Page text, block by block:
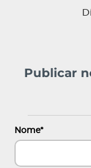
Publicar
Nome*